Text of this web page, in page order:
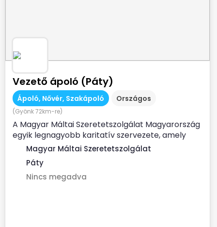
Vezető ápoló (Páty)
Ápoló, Nővér, Szakápoló Országos
(Gyönk 72km-re)
A Magyar Máltai Szeretetszolgálat Magyarország
egyik legnagyobb karitatív szervezete, amely
évente több százezer...
Magyar Máltai Szeretetszolgálat
Páty
Nincs megadva